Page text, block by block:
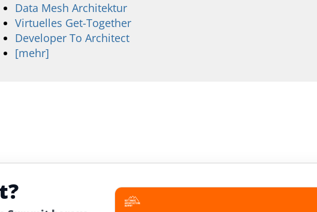
Data Mesh Architektur
Virtuelles Get-Together
Developer To Architect
[mehr]